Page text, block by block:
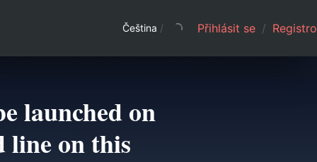
Čeština / Přihlásit se /
launched on
line on this